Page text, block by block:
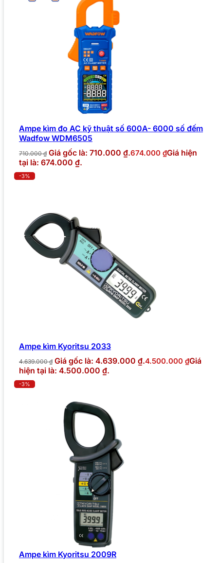
Ampe kìm đo AC kỹ thuật số 600A- 6000 số đếm
Wadfow WDM6505
710.000₫ Giá gốc là: 710.000 ₫.674.000 ₫Giá hiện
tại là: 674.000 ₫.
-3%
Ampe kìm Kyoritsu 2033
4.639.000₫ Giá gốc là: 4.639.000 ₫.4.500.000 ₫Giá
hiện tại là: 4.500.000 ₫.
-3%
Ampe kìm Kyoritsu 2009R